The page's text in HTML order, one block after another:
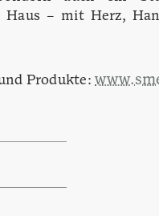
Haus – mit Herz,
Produkte: